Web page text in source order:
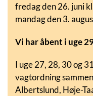
fredag den 26. juni
mandag den 3.
Vi har åbent i uge
I uge 27, 28, 30 og
vagtordning
Albertslund, Høje-